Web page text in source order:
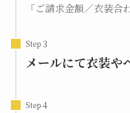
「ご請求金額／衣装合
Step
メールにて衣装や
Step